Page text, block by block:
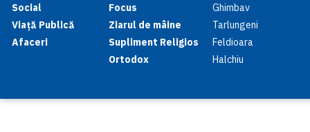
Social
Viață Publică
Afaceri
Focus
Ziarul de mâine
Supliment Religios
Ortodox
Ghimbav
Tarlungeni
Feldioara
Halchiu